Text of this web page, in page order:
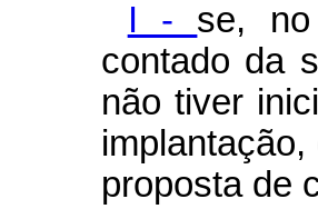
I - se,
contado da
não tiver
proposta de